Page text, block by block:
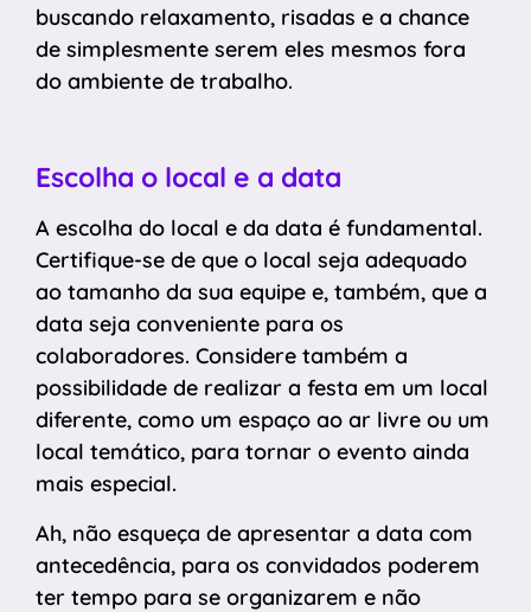
buscando relaxamento, risadas e a chance
de simplesmente serem eles mesmos fora
do ambiente de trabalho.
Escolha o local e a data
A escolha do local e da data é fundamental.
Certifique-se de que o local seja adequado
ao tamanho da sua equipe e, também, que a
data seja conveniente para os
colaboradores. Considere também a
possibilidade de realizar a festa em um local
diferente, como um espaço ao ar livre ou um
local temático, para tornar o evento ainda
mais especial.
Ah, não esqueça de apresentar a data com
antecedência, para os convidados poderem
ter tempo para se organizarem e não